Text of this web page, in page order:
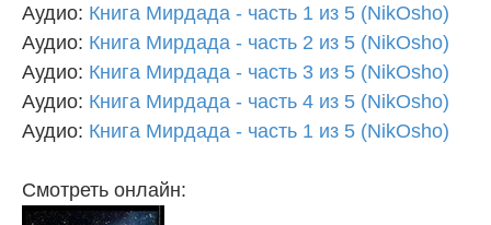
Аудио: Книга Мирдада - часть 1 из 5 (NikOsho)
Аудио: Книга Мирдада - часть 2 из 5 (NikOsho)
Аудио: Книга Мирдада - часть 3 из 5 (NikOsho)
Аудио: Книга Мирдада - часть 4 из 5 (NikOsho)
Аудио: Книга Мирдада - часть 1 из 5 (NikOsho)
Смотреть онлайн: